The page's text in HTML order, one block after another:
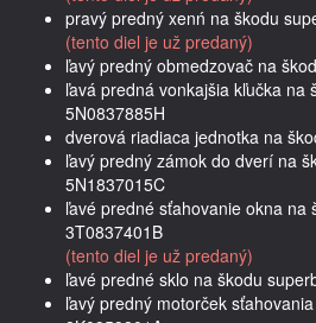
pravý predný xenń na škodu
(tento diel je už predaný)
ľavý predný obmedzovač na
ľavá predná vonkajšia kľučka na
5N0837885H
dverová riadiaca jednotka na
ľavý predný zámok do dverí na
5N1837015C
ľavé predné sťahovanie okna na
3T0837401B
(tento diel je už predaný)
ľavé predné sklo na škodu
ľavý predný motorček